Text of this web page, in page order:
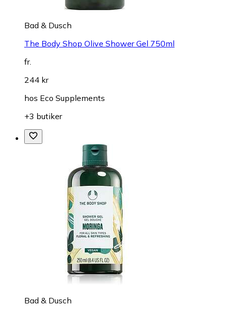
Bad & Dusch
The Body Shop Olive Shower Gel 750ml
fr.
244 kr
hos Eco Supplements
+3 butiker
Bad & Dusch